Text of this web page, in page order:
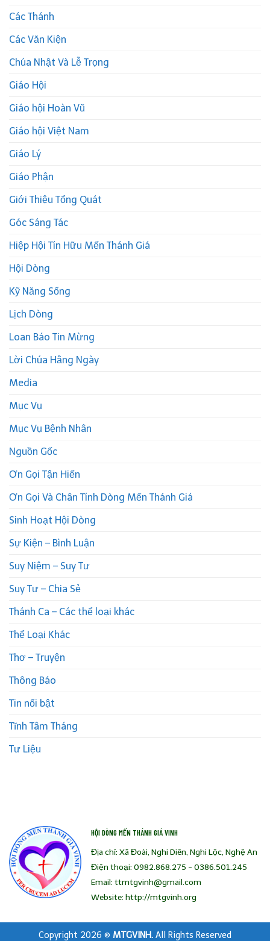
Các Thánh
Các Văn Kiện
Chúa Nhật Và Lễ Trọng
Giáo Hội
Giáo hội Hoàn Vũ
Giáo hội Việt Nam
Giáo Lý
Giáo Phận
Giới Thiệu Tổng Quát
Góc Sáng Tác
Hiệp Hội Tín Hữu Mến Thánh Giá
Hội Dòng
Kỹ Năng Sống
Lịch Dòng
Loan Báo Tin Mừng
Lời Chúa Hằng Ngày
Media
Mục Vụ
Mục Vụ Bệnh Nhân
Nguồn Gốc
Ơn Gọi Tận Hiến
Ơn Gọi Và Chân Tính Dòng Mến Thánh Giá
Sinh Hoạt Hội Dòng
Sự Kiện – Bình Luận
Suy Niệm – Suy Tư
Suy Tư – Chia Sẻ
Thánh Ca – Các thể loại khác
Thể Loại Khác
Thơ – Truyện
Thông Báo
Tin nổi bật
Tĩnh Tâm Tháng
Tư Liệu
HỘI DÒNG MẾN THÁNH GIÁ VINH
Địa chỉ: Xã Đoài, Nghi Diên, Nghi Lộc, Nghệ An
Điện thoại: 0982.868.275 - 0386.501.245
Email: ttmtgvinh@gmail.com
Website: http://mtgvinh.org
Copyright 2026 © MTGVINH. All Rights Reserved